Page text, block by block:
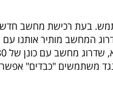
בעת רכישת מחשב
המחשב מותיר אותנו עם
משתמשים "כבדים" אפשר